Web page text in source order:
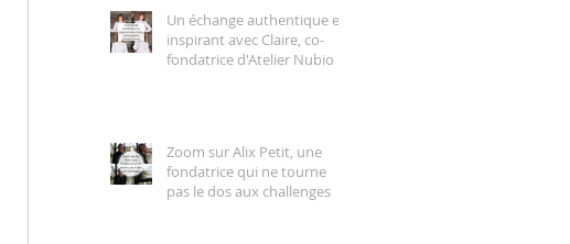
Un échange authentique et
inspirant avec Claire, co-
fondatrice d'Atelier Nubio
Zoom sur Alix Petit, une
fondatrice qui ne tourne
pas le dos aux challenges